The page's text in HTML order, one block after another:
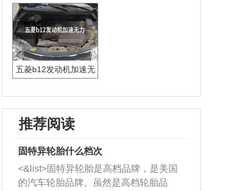
五菱b12发动机加速无
推荐阅读
固特异轮胎什么档次
<&list>固特异轮胎是高档品牌，是美国
的汽车轮胎品牌。虽然是高档轮胎品